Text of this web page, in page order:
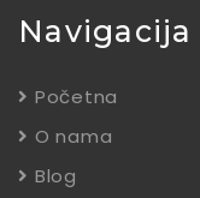
Navigacija
Početna
O nama
Blog